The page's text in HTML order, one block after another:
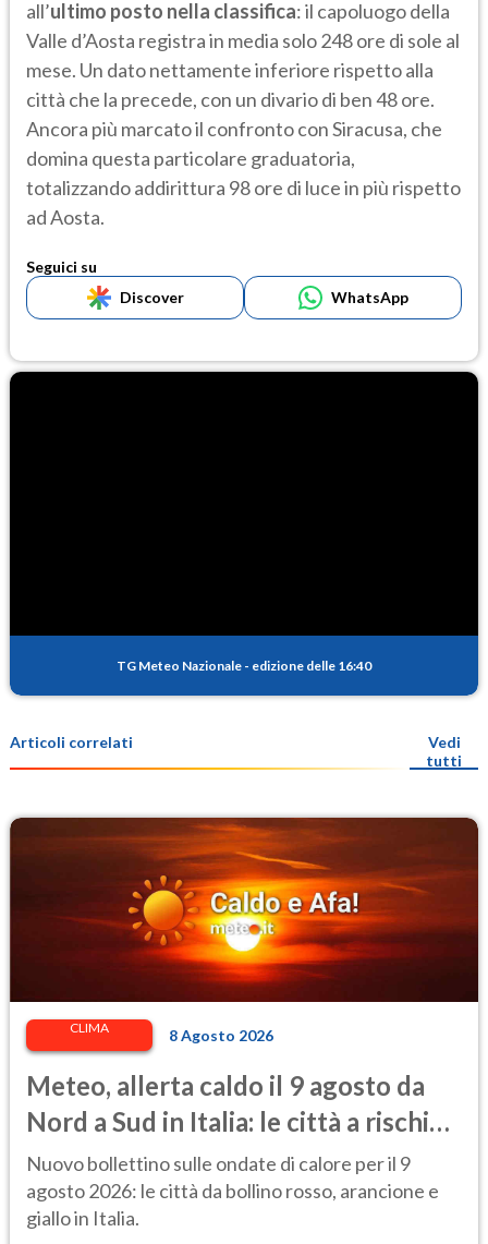
all’ultimo posto nella classifica: il capoluogo della
Valle d’Aosta registra in media solo 248 ore di sole al
mese. Un dato nettamente inferiore rispetto alla
città che la precede, con un divario di ben 48 ore.
Ancora più marcato il confronto con Siracusa, che
domina questa particolare graduatoria,
totalizzando addirittura 98 ore di luce in più rispetto
ad Aosta.
Seguici su
Discover
WhatsApp
TG Meteo Nazionale - edizione delle 16:40
Articoli correlati
Vedi
tutti
CLIMA 8 Agosto 2026
Meteo, allerta caldo il 9 agosto da
Nord a Sud in Italia: le città a rischio
per il Ministero della Salute
Nuovo bollettino sulle ondate di calore per il 9
agosto 2026: le città da bollino rosso, arancione e
giallo in Italia.